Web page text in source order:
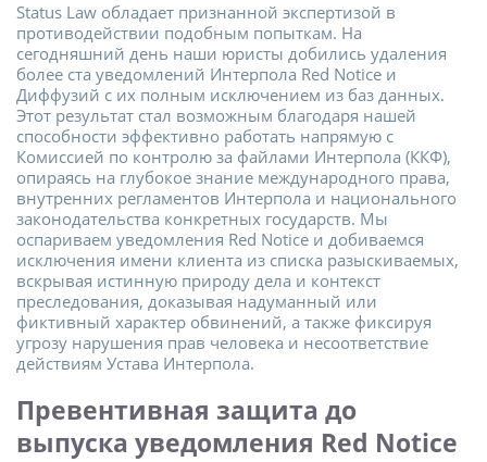
Status Law обладает признанной экспертизой в
противодействии подобным попыткам. На
сегодняшний день наши юристы добились удаления
более ста уведомлений Интерпола Red Notice и
Диффузий с их полным исключением из баз данных.
Этот результат стал возможным благодаря нашей
способности эффективно работать напрямую с
Комиссией по контролю за файлами Интерпола (ККФ),
опираясь на глубокое знание международного права,
внутренних регламентов Интерпола и национального
законодательства конкретных государств. Мы
оспариваем уведомления Red Notice и добиваемся
исключения имени клиента из списка разыскиваемых,
вскрывая истинную природу дела и контекст
преследования, доказывая надуманный или
фиктивный характер обвинений, а также фиксируя
угрозу нарушения прав человека и несоответствие
действиям Устава Интерпола.
Превентивная защита до
выпуска уведомления Red Notice